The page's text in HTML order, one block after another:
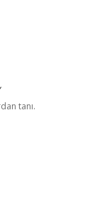
tanı.